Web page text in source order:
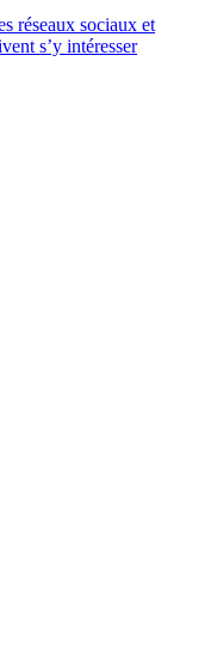
réseaux sociaux et
s’y intéresser